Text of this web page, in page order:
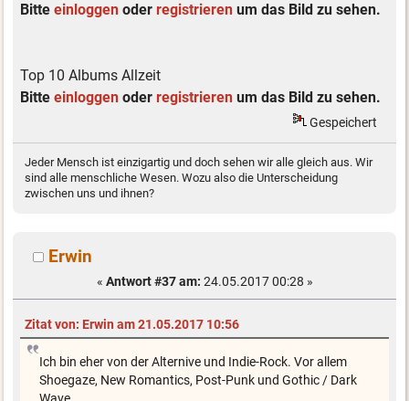
Bitteeinloggen oderregistrieren um das Bild zu sehen.
Top 10 Albums Allzeit
Bitteeinloggen oderregistrieren um das Bild zu sehen.
Gespeichert
Jeder Mensch ist einzigartig und doch sehen wir alle gleich aus. Wir
sind alle menschliche Wesen. Wozu also die Unterscheidung
zwischen uns und ihnen?
Erwin
« Antwort #37 am: 24.05.2017 00:28 »
Zitat von: Erwin am 21.05.2017 10:56
Ich bin eher von der Alternive und Indie-Rock. Vor allem
Shoegaze, New Romantics, Post-Punk und Gothic / Dark